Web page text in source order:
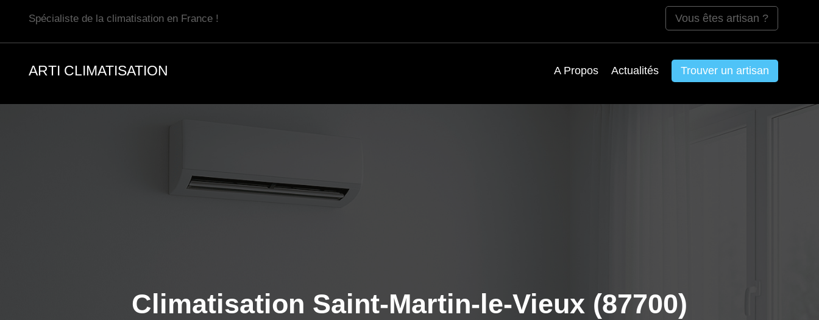
Spécialiste de la climatisation en France ! Vous êtes artisan ?
ARTI CLIMATISATION A Propos Actualités Trouver un artisan
Climatisation Saint-Martin-le-Vieux (87700)